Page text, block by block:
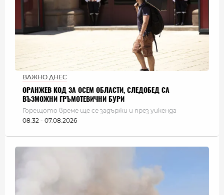
ВАЖНО ДНЕС
ОРАНЖЕВ КОД ЗА ОСЕМ ОБЛАСТИ, СЛЕДОБЕД СА
ВЪЗМОЖНИ ГРЪМОТЕВИЧНИ БУРИ
Горещото време ще се задържи и през уикенда
08:32 - 07.08.2026